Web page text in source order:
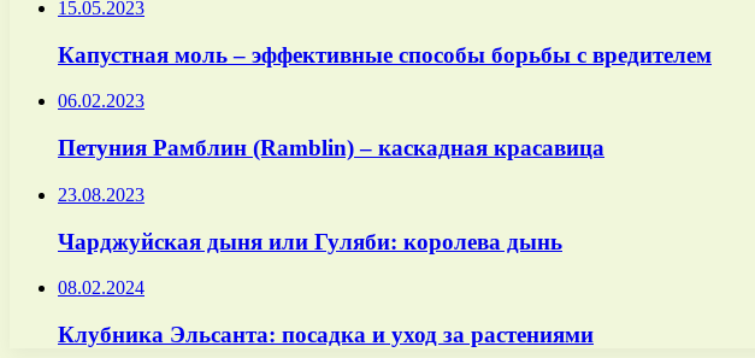
15.05.2023
Капустная моль – эффективные способы борьбы с вредителем
06.02.2023
Петуния Рамблин (Ramblin) – каскадная красавица
23.08.2023
Чарджуйская дыня или Гуляби: королева дынь
08.02.2024
Клубника Эльсанта: посадка и уход за растениями